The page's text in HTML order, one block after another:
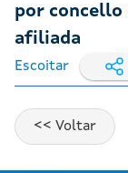
por concello
afiliada
Escoitar